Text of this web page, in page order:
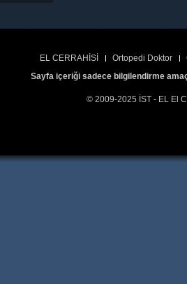
EL CERRAHİSİ Ortopedi Doktor
Sayfa içeriği sadece bilgilendirme
© 2009-2025 İST - EL El